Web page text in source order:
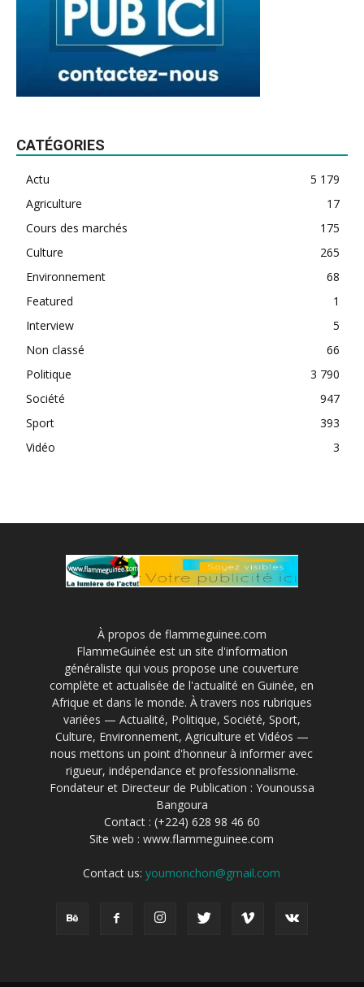
CATÉGORIES
Actu
5 179
Agriculture
17
Cours des marchés
175
Culture
265
Environnement
68
Featured
1
Interview
5
Non classé
66
Politique
3 790
Société
947
Sport
393
Vidéo
3
À propos de flammeguinee.com
FlammeGuinée est un site d'information
généraliste qui vous propose une couverture
complète et actualisée de l'actualité en Guinée, en
Afrique et dans le monde. À travers nos rubriques
variées — Actualité, Politique, Société, Sport,
Culture, Environnement, Agriculture et Vidéos —
nous mettons un point d'honneur à informer avec
rigueur, indépendance et professionnalisme.
Fondateur et Directeur de Publication : Younoussa
Bangoura
Contact : (+224) 628 98 46 60
Site web : www.flammeguinee.com
Contact us:youmonchon@gmail.com